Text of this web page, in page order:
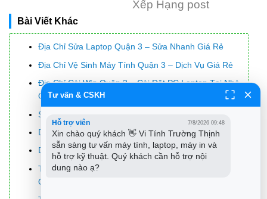
Xếp Hạng post
Bài Viết Khác
Địa Chỉ Sửa Laptop Quận 3 – Sửa Nhanh Giá Rẻ
Địa Chỉ Vệ Sinh Máy Tính Quận 3 – Dịch Vụ Giá Rẻ
Địa Chỉ Cài Win Quận 3 – Cài Đặt PC Laptop Tại Nhà
Q3
Sửa Wifi Tại Nhà Quận 4
Dịch Vụ Cài Lại Windows 7,8,10 Tận Nhà Quận 4
Dịch Vụ Cài Lại Windows 7,8,10 Tận Nhà Quận 3
Tuyển Thợ Sửa Máy Tính – Thợ Sửa Máy In Tại
Quận 4 Lương Trên 10tr
Tư vấn & CSKH
Hỗ trợ viên 7/8/2026 09:48
Xin chào quý khách 👋 Vi Tính Trường Thịnh
sẵn sàng tư vấn máy tính, laptop, máy in và
hỗ trợ kỹ thuật. Quý khách cần hỗ trợ nội
dung nào ạ?